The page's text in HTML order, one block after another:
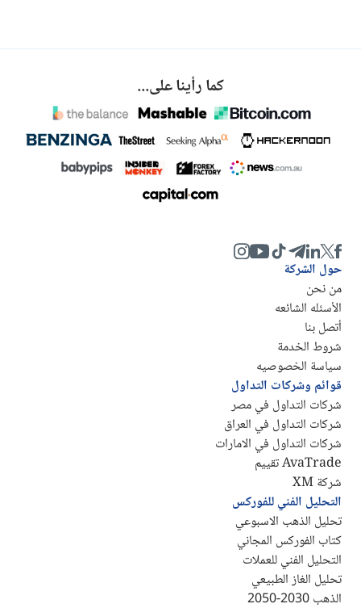
كما رأينا على...
حول الشركة
من نحن
الأسئله الشائعه
أتصل بنا
شروط الخدمة
سياسة الخصوصيه
قوائم وشركات التداول
شركات التداول في مصر
شركات التداول في العراق
شركات التداول في الامارات
AvaTrade تقييم
شركة XM
التحليل الفني للفوركس
تحليل الذهب الاسبوعي
كتاب الفوركس المجاني
التحليل الفني للعملات
تحليل الغاز الطبيعي
الذهب 2030-2050